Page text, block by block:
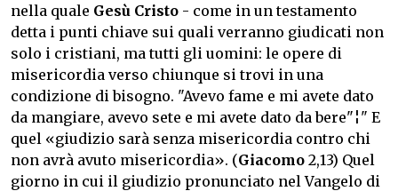
nella quale Gesù Cristo - come in un testamento
detta i punti chiave sui quali verranno giudicati non
solo i cristiani, ma tutti gli uomini: le opere di
misericordia verso chiunque si trovi in una
condizione di bisogno. "Avevo fame e mi avete dato
da mangiare, avevo sete e mi avete dato da bere"¦" E
quel «giudizio sarà senza misericordia contro chi
non avrà avuto misericordia». (Giacomo 2,13) Quel
giorno in cui il giudizio pronunciato nel Vangelo di